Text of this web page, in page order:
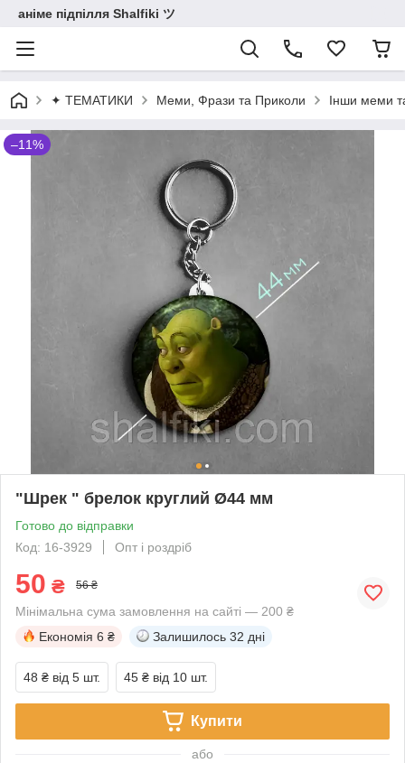
аніме підпілля Shalfiki ツ
✦ ТЕМАТИКИ Меми, Фрази та Приколи Інши меми
–11%
"Шрек " брелок круглий Ø44 мм
Готово до відправки
Код: 16-3929
Опт і роздріб
50 ₴ 56 ₴
Мінімальна сума замовлення на сайті — 200 ₴
Економія 6 ₴ Залишилось 32 дні
48 ₴ від 5 шт. 45 ₴ від 10 шт.
Купити
або